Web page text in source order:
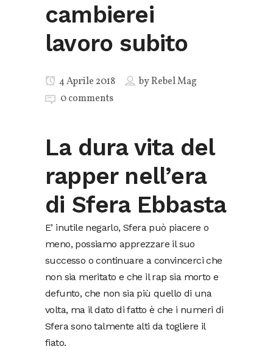
cambierei
lavoro subito
4 Aprile 2018 byRebel Mag
0 comments
La dura vita del
rapper nell’era
di Sfera Ebbasta
E’ inutile negarlo, Sfera può piacere o
meno, possiamo apprezzare il suo
successo o continuare a convincerci che
non sia meritato e che il rap sia morto e
defunto, che non sia più quello di una
volta, ma il dato di fatto è che i numeri di
Sfera sono talmente alti da togliere il
fiato.